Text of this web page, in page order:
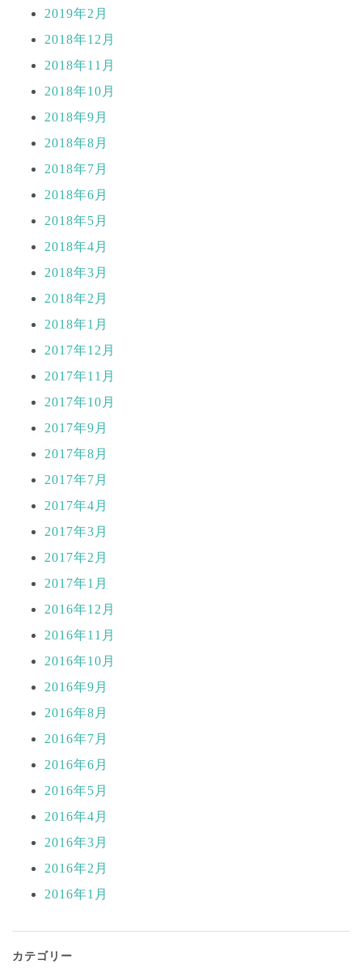
2019年2月
2018年12月
2018年11月
2018年10月
2018年9月
2018年8月
2018年7月
2018年6月
2018年5月
2018年4月
2018年3月
2018年2月
2018年1月
2017年12月
2017年11月
2017年10月
2017年9月
2017年8月
2017年7月
2017年4月
2017年3月
2017年2月
2017年1月
2016年12月
2016年11月
2016年10月
2016年9月
2016年8月
2016年7月
2016年6月
2016年5月
2016年4月
2016年3月
2016年2月
2016年1月
カテゴリー